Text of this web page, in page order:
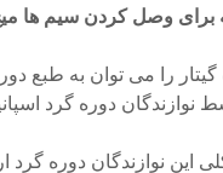
برای وصل کردن سیم ها
نوازندگان دوره گرد
این نوازندگان دوره